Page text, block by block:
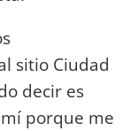
sitio Ciudad
decir es
porque me